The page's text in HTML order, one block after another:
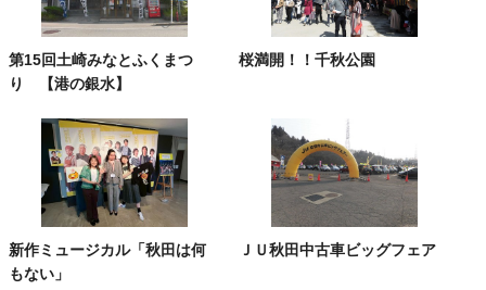
第15回土崎みなとふくまつ
り 【港の銀水】
桜満開！！千秋公園
新作ミュージカル「秋田は何
もない」
ＪＵ秋田中古車ビッグフェア